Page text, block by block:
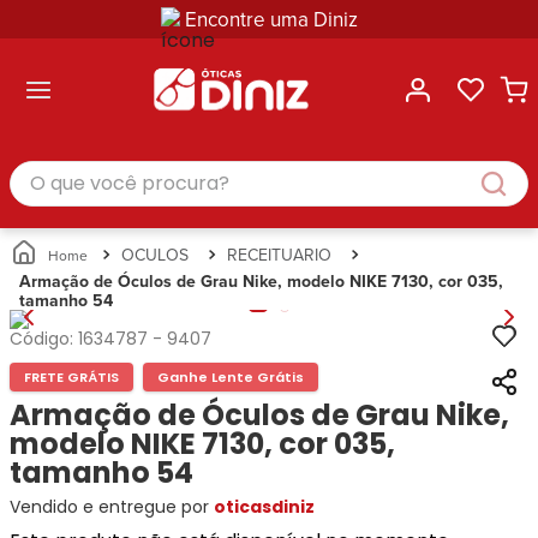
Encontre uma Diniz
Masculino
Feminino
Infantil
Unissex
Busque
Por
Marcas
Ana
Hickmann
Bulget
Miu-
Miu
Guess
Lacoste
Categorias
Masculino
Feminino
Infantil
Unissex
Busque
Por
Marcas
Ray-
Ban
Prada
Ana
Hickmann
Tecnol
Correntes
para
Óculos
Estojos
para
Óculos
Soluções
e
Cuidados
Busque
Ray-
Ban
Prada
Exchange
Tommy
Hilfiger
Ana
Hickmann
Guess
Speedo
Categoria
Armações
de Óculos
Óculos
de Sol
Corrente
para
Estojo
para
Óculos
Gênero
Masculino
Feminino
O que você procura?
OCULOS
RECEITUARIO
Armação de Óculos de Grau Nike, modelo NIKE 7130, cor 035,
tamanho 54
Código: 1634787 - 9407
FRETE GRÁTIS Ganhe Lente Grátis
Armação de Óculos de Grau Nike,
modelo NIKE 7130, cor 035,
tamanho 54
Vendido e entregue por oticasdiniz